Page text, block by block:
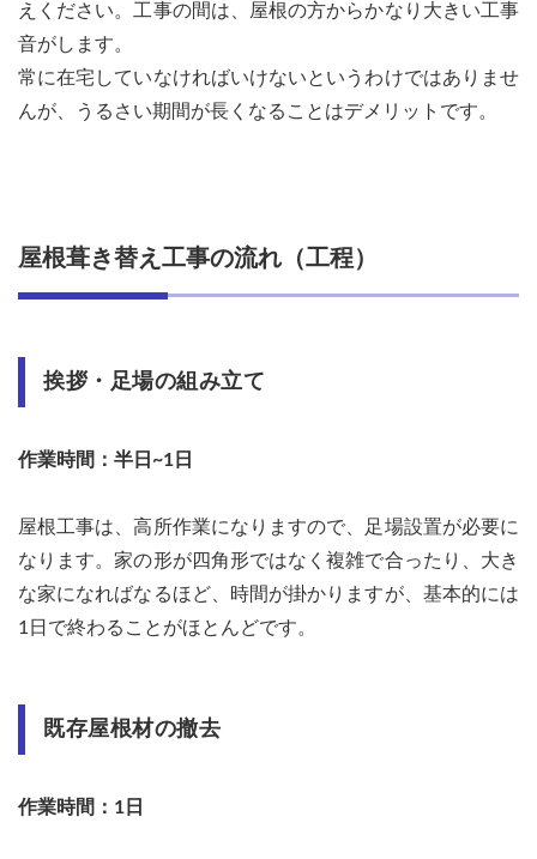
えください。工事の間は、屋根の方からかなり大きい工事
音がします。
常に在宅していなければいけないというわけではありませ
んが、うるさい期間が長くなることはデメリットです。
屋根葺き替え工事の流れ（工程）
挨拶・足場の組み立て
作業時間：半日~1日
屋根工事は、高所作業になりますので、足場設置が必要に
なります。家の形が四角形ではなく複雑で合ったり、大き
な家になればなるほど、時間が掛かりますが、基本的には
1日で終わることがほとんどです。
既存屋根材の撤去
作業時間：1日